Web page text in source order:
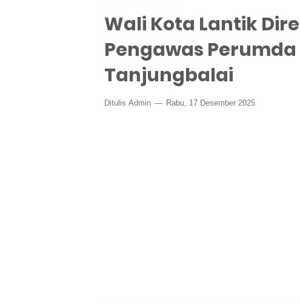
Wali Kota Lantik
Pengawas
Tanjungbalai
Ditulis Admin Rabu, 17 Desember 2025